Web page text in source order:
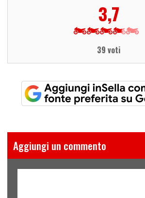
3,7
39 voti
Aggiungi un commento